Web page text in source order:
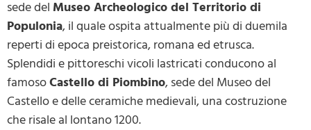
sede del Museo Archeologico del Territorio di
Populonia, il quale ospita attualmente più di duemila
reperti di epoca preistorica, romana ed etrusca.
Splendidi e pittoreschi vicoli lastricati conducono al
famosoCastello di Piombino, sede del Museo del
Castello e delle ceramiche medievali, una costruzione
che risale al lontano 1200.